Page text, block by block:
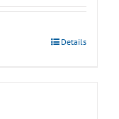
Details